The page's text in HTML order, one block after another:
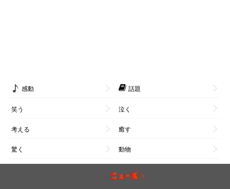
感動 話題
笑う 泣く
考える 癒す
驚く 動物